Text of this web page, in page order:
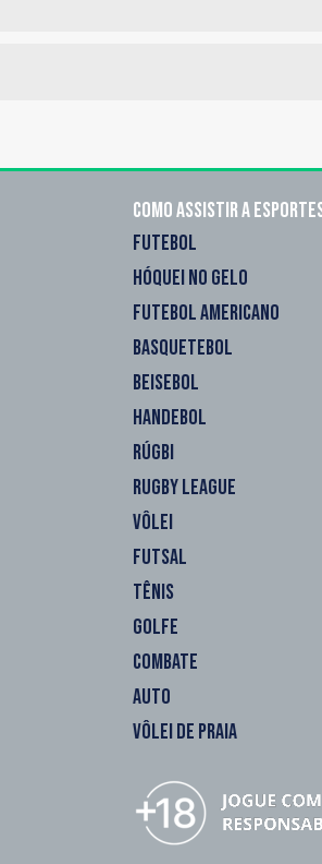
Como assistir a
FUTEBOL
HÓQUEI NO GELO
FUTEBOL AMERICANO
BASQUETEBOL
BEISEBOL
HANDEBOL
RÚGBI
RUGBY LEAGUE
VÔLEI
FUTSAL
TÊNIS
GOLFE
COMBATE
AUTO
VÔLEI DE PRAIA